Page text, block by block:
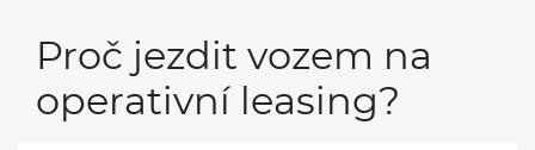
Proč jezdit vozem na
operativní leasing?